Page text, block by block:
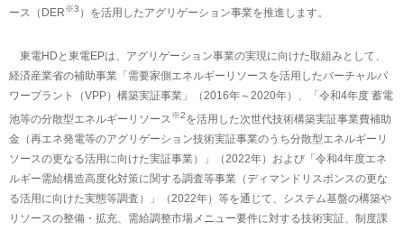
ース（DER※3 ）を活用したアグリゲーション事業を推進します。
東電HDと東電EPは、アグリゲーション事業の実現に向けた取組みとして、
経済産業省の補助事業「需要家側エネルギーリソースを活用したバーチャルパ
ワープラント（VPP）構築実証事業」（2016年～2020年）、「令和4年度 蓄電
池等の分散型エネルギーリソース※2を活用した次世代技術構築実証事業費補助
金（再エネ発電等のアグリゲーション技術実証事業のうち分散型エネルギーリ
ソースの更なる活用に向けた実証事業）」（2022年）および「令和4年度エネ
ルギー需給構造高度化対策に関する調査等事業（ディマンドリスポンスの更な
る活用に向けた実態等調査）」（2022年）等を通じて、システム基盤の構築や
リソースの整備・拡充、需給調整市場メニュー要件に対する技術実証、制度課